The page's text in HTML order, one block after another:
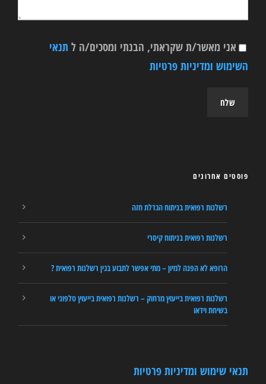
אני מאשר/ת שקראתי, הבנתי ומסכים/ה ל תנאי
השימוש ומדיניות פרטיות
פוסטים אחרונים
רשלנות רפואית בניתוח הגדלת חזה
רשלנות רפואית בניתוח קיסרי
הרופא לא הפנה למיון – מתי אפשר לתבוע בגין רשלנות רפואית ?
רשלנות רפואית בייעוץ מרחוק – רשלנות רפואית בייעוץ טלפוני או
בשיחת וידאו
תנאי שימוש ומדיניות פרטיות